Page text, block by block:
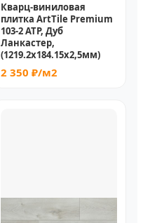
Кварц-виниловая
плитка ArtTile Premium
103-2 ATP, Дуб
Ланкастер,
(1219.2х184.15x2,5мм)
2 350 ₽/м2